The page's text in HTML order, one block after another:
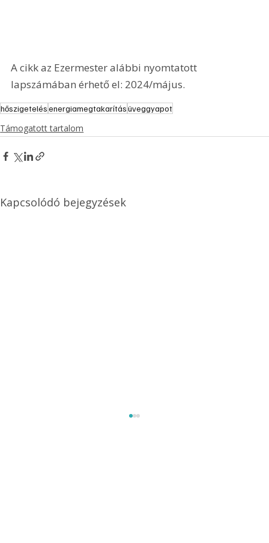
A cikk az Ezermester alábbi nyomtatott
lapszámában érhető el: 2024/május.
hőszigetelésenergiamegtakarításüveggyapot
Támogatott tartalom
Kapcsolódó bejegyzések